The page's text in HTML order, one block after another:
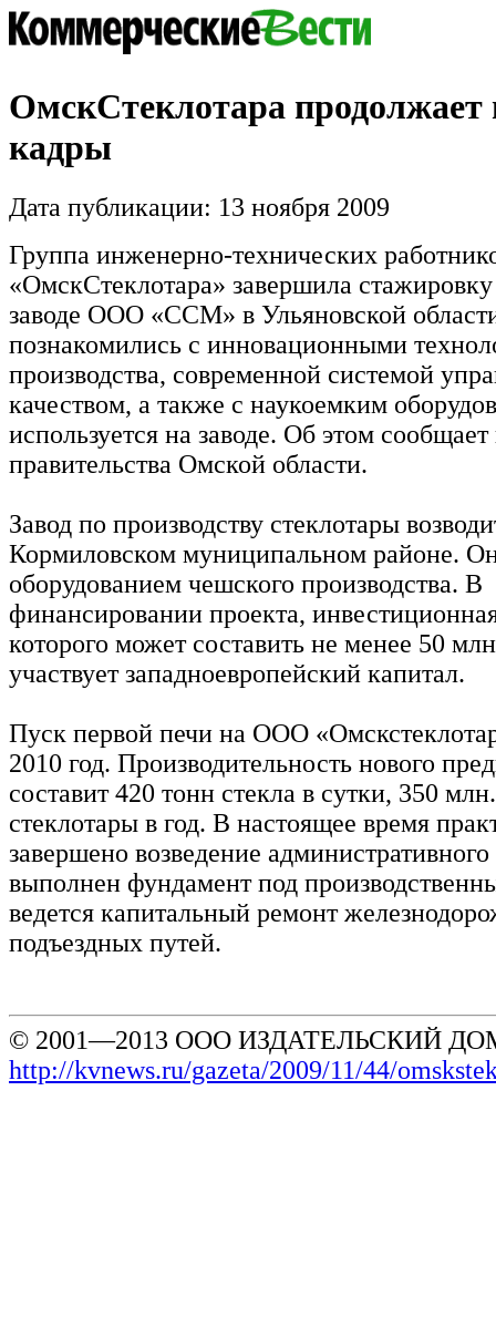
ОмскСтеклотара продолжает
кадры
Дата публикации: 13 ноября 2009
Группа инженерно-технических
«ОмскСтеклотара» завершила
заводе ООО «ССМ» в Ульяновской
познакомились с инновационными
производства, современной системой
качеством, а также с наукоемким
используется на заводе. Об этом
правительства Омской области.
Завод по производству стеклотары
Кормиловском муниципальном районе.
оборудованием чешского производства. В
финансировании проекта,
которого может составить не менее 50
участвует западноевропейский капитал.
Пуск первой печи на ООО
2010 год. Производительность нового
составит 420 тонн стекла в сутки, 350
стеклотары в год. В настоящее время
завершено возведение
выполнен фундамент под
ведется капитальный ремонт
подъездных путей.
© 2001—2013 ООО ИЗДАТЕЛЬСКИЙ
http://kvnews.ru/gazeta/2009/11/44/